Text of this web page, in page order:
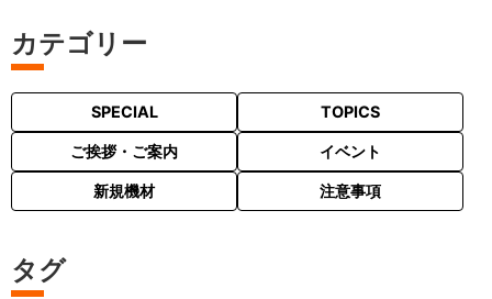
カテゴリー
SPECIAL TOPICS
ご挨拶・ご案内 イベント
新規機材 注意事項
タグ